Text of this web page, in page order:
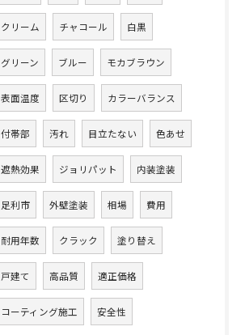
クリーム チャコール 白黒
グリーン ブルー モカブラウン
表面温度 区切り カラーバランス
付帯部 汚れ 目立たない 色あせ
遮熱効果 ジョリパット 内装塗装
足利市 外壁塗装 相場 費用
耐用年数 クラック 塗り替え
戸建て 高品質 適正価格
コーティング施工 安全性